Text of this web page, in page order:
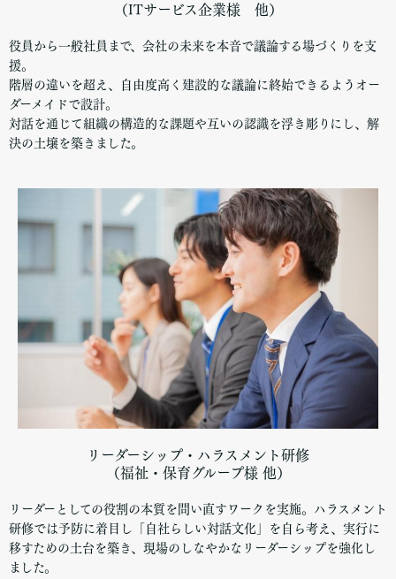
（ITサービス企業様 他）
役員から一般社員まで、会社の未来を本音で議論する場づくりを支
援。
階層の違いを超え、自由度高く建設的な議論に終始できるようオー
ダーメイドで設計。
対話を通じて組織の構造的な課題や互いの認識を浮き彫りにし、解
決の土壌を築きました。
リーダーシップ・ハラスメント研修
（福祉・保育グループ様 他）
リーダーとしての役割の本質を問い直すワークを実施。ハラスメント
研修では予防に着目し「自社らしい対話文化」を自ら考え、実行に
移すための土台を築き、現場のしなやかなリーダーシップを強化し
ました。